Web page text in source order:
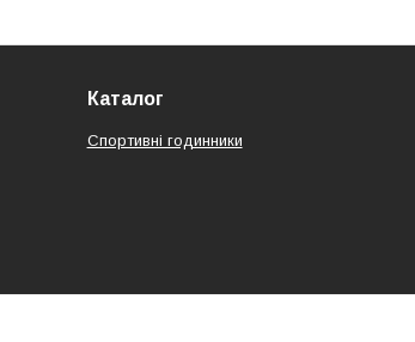
Каталог
Спортивні годинники